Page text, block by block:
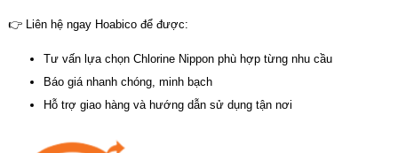
👉 Liên hệ ngay Hoabico để được:
Tư vấn lựa chọn Chlorine Nippon phù hợp từng nhu cầu
Báo giá nhanh chóng, minh bạch
Hỗ trợ giao hàng và hướng dẫn sử dụng tận nơi